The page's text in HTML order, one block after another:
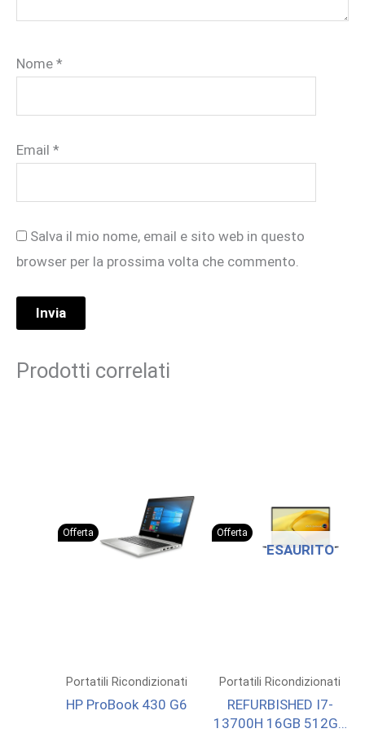
Nome *
Email *
Salva il mio nome, email e sito web in questo
browser per la prossima volta che commento.
Prodotti correlati
Offerta
Portatili Ricondizionati
HP ProBook 430 G6
Offerta
ESAURITO
Portatili Ricondizionati
REFURBISHED I7-
13700H 16GB 512GB